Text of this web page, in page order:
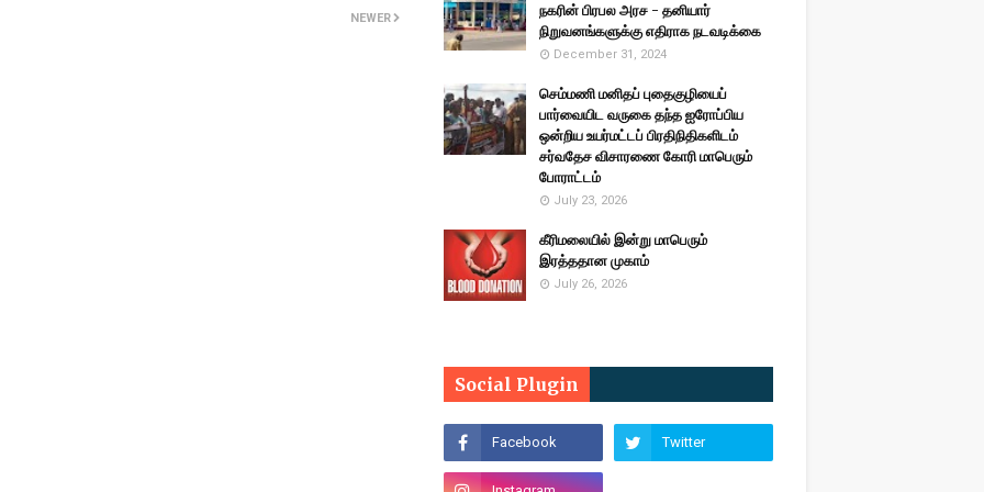
NEWER
நகரின் பிரபல அரச - தனியார்
நிறுவனங்களுக்கு எதிராக நடவடிக்கை
December 31, 2024
செம்மணி மனிதப் புதைகுழியைப்
பார்வையிட வருகை தந்த ஐரோப்பிய
ஒன்றிய உயர்மட்டப் பிரதிநிதிகளிடம்
சர்வதேச விசாரணை கோரி மாபெரும்
போராட்டம்
July 23, 2026
கீரிமலையில் இன்று மாபெரும்
இரத்ததான முகாம்
July 26, 2026
Social Plugin